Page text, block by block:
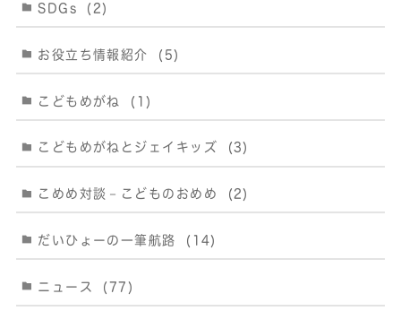
SDGs (2)
お役立ち情報紹介 (5)
こどもめがね (1)
こどもめがねとジェイキッズ (3)
こめめ対談－こどものおめめ (2)
だいひょーの一筆航路 (14)
ニュース (77)